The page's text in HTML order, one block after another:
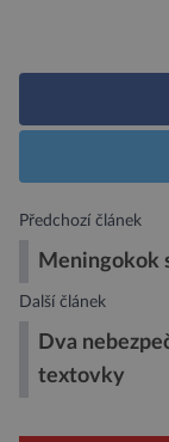
Předchozí článek
Meningokok
Další článek
Dva
textovky